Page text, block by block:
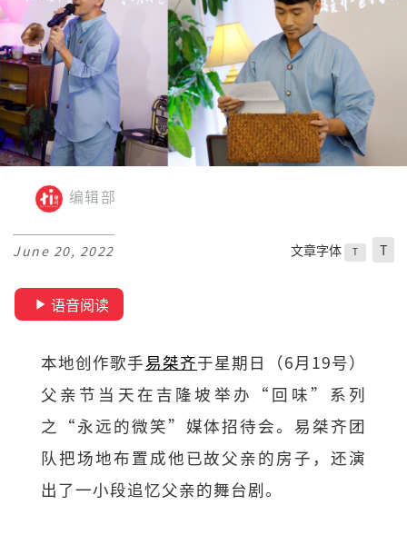
编辑部
June 20, 2022 文章字体 T T
语音阅读
本地创作歌手易桀齐于星期日（6月19号）
父亲节当天在吉隆坡举办“回味”系列
之“永远的微笑”媒体招待会。易桀齐团
队把场地布置成他已故父亲的房子，还演
出了一小段追忆父亲的舞台剧。